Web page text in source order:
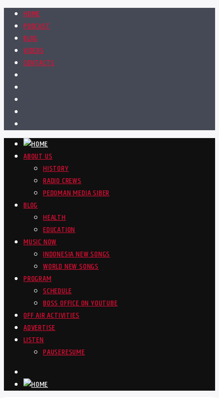
HOME
PODCAST
BLOG
VIDEOS
CONTACTS
ABOUT US
HISTORY
RADIO CREWS
PEDOMAN MEDIA SIBER
BLOG
HEALTH
EDUCATION
MUSIC NOW
INDONESIA NEW SONGS
WORLD NEW SONGS
PROGRAM
SCHEDULE
BOSS OFFICE ON YOUTUBE
OFF AIR ACTIVITIES
ADVERTISE
LISTEN
PAUSERESUME